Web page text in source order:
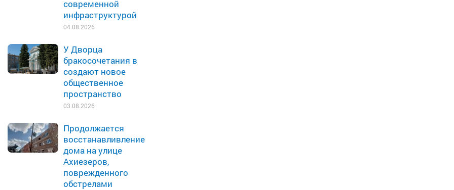
современной
инфраструктурой
04.08.2026
У Дворца
бракосочетания в
создают новое
общественное
пространство
03.08.2026
Продолжается
восстанавливление
дома на улице
Ахиезеров,
поврежденного
обстрелами